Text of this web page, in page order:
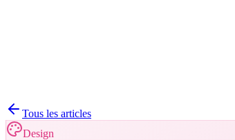
Tous les articles
Design